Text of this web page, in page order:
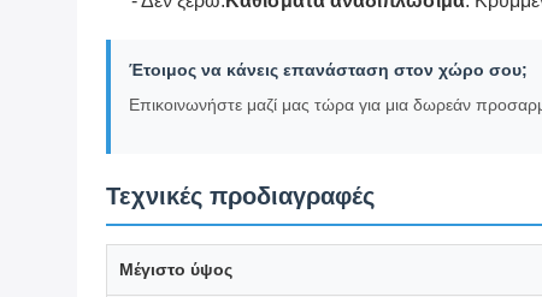
Διαθέσιμα Τελικά
Τάξη μετάδοσης ήχου (STC)
Απαιτούμενος χώρος στην οροφή για αποθήκευση
Διάμετρος τσέπης